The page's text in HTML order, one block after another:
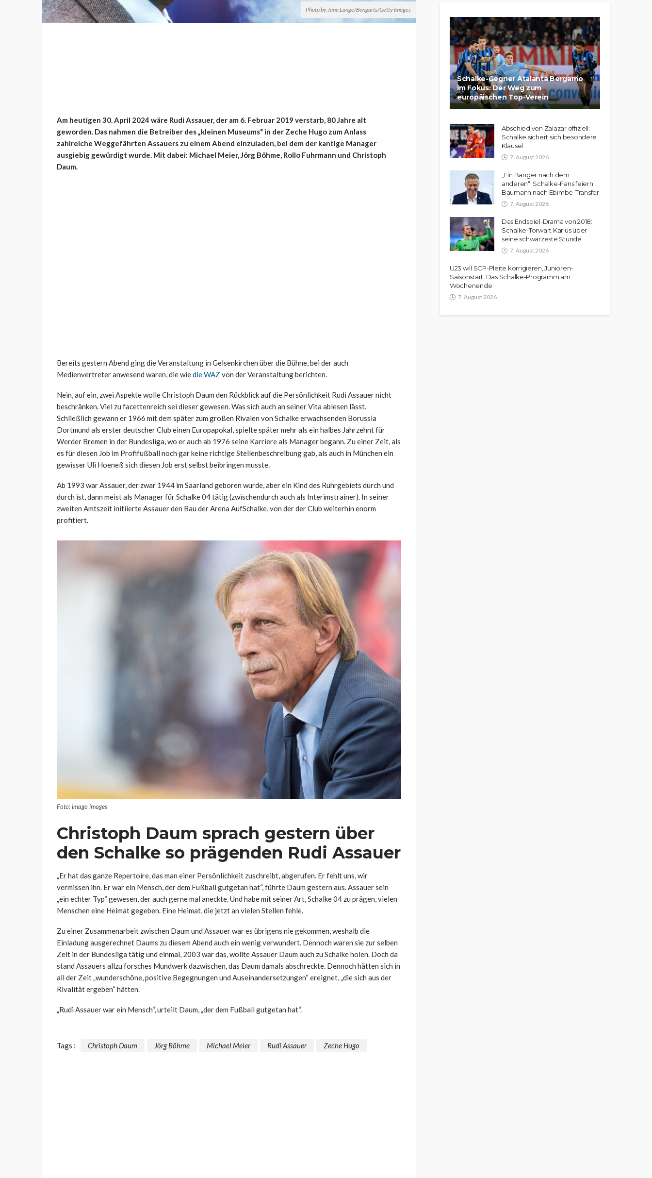
Photo by Jana Lange/Bongarts/Getty Images
Am heutigen 30. April 2024 wäre Rudi Assauer, der am 6. Februar 2019 verstarb, 80 Jahre alt
geworden. Das nahmen die Betreiber des „kleinen Museums“ in der Zeche Hugo zum Anlass
zahlreiche Weggefährten Assauers zu einem Abend einzuladen, bei dem der kantige Manager
ausgiebig gewürdigt wurde. Mit dabei: Michael Meier, Jörg Böhme, Rollo Fuhrmann und Christoph
Daum.
Bereits gestern Abend ging die Veranstaltung in Gelsenkirchen über die Bühne, bei der auch
Medienvertreter anwesend waren, die wiedie WAZ von der Veranstaltung berichten.
Nein, auf ein, zwei Aspekte wolle Christoph Daum den Rückblick auf die Persönlichkeit Rudi Assauer nicht
beschränken. Viel zu facettenreich sei dieser gewesen. Was sich auch an seiner Vita ablesen lässt.
Schließlich gewann er 1966 mit dem später zum großen Rivalen von Schalke erwachsenden Borussia
Dortmund als erster deutscher Club einen Europapokal, spielte später mehr als ein halbes Jahrzehnt für
Werder Bremen in der Bundesliga, wo er auch ab 1976 seine Karriere als Manager begann. Zu einer Zeit, als
es für diesen Job im Profifußball noch gar keine richtige Stellenbeschreibung gab, als auch in München ein
gewisser Uli Hoeneß sich diesen Job erst selbst beibringen musste.
Ab 1993 war Assauer, der zwar 1944 im Saarland geboren wurde, aber ein Kind des Ruhrgebiets durch und
durch ist, dann meist als Manager für Schalke 04 tätig (zwischendurch auch als Interimstrainer). In seiner
zweiten Amtszeit initiierte Assauer den Bau der Arena AufSchalke, von der der Club weiterhin enorm
profitiert.
Foto: imago images
Christoph Daum sprach gestern über
den Schalke so prägenden Rudi Assauer
„Er hat das ganze Repertoire, das man einer Persönlichkeit zuschreibt, abgerufen. Er fehlt uns, wir
vermissen ihn. Er war ein Mensch, der dem Fußball gutgetan hat“, führte Daum gestern aus. Assauer sein
„ein echter Typ“ gewesen, der auch gerne mal aneckte. Und habe mit seiner Art, Schalke 04 zu prägen, vielen
Menschen eine Heimat gegeben. Eine Heimat, die jetzt an vielen Stellen fehle.
Zu einer Zusammenarbeit zwischen Daum und Assauer war es übrigens nie gekommen, weshalb die
Einladung ausgerechnet Daums zu diesem Abend auch ein wenig verwundert. Dennoch waren sie zur selben
Zeit in der Bundesliga tätig und einmal, 2003 war das, wollte Assauer Daum auch zu Schalke holen. Doch da
stand Assauers allzu forsches Mundwerk dazwischen, das Daum damals abschreckte. Dennoch hätten sich in
all der Zeit „wunderschöne, positive Begegnungen und Auseinandersetzungen“ ereignet, „die sich aus der
Rivalität ergeben“ hätten.
„Rudi Assauer war ein Mensch“, urteilt Daum, „der dem Fußball gutgetan hat“.
Tags : Christoph Daum Jörg Böhme Michael Meier Rudi Assauer Zeche Hugo
Schalke-Gegner Atalanta Bergamo
im Fokus: Der Weg zum
europäischen Top-Verein
Abschied von Zalazar offiziell:
Schalke sichert sich besondere
Klausel
7. August 2026
„Ein Banger nach dem
anderen“: Schalke-Fans feiern
Baumann nach Ebimbe-Transfer
7. August 2026
Das Endspiel-Drama von 2018:
Schalke-Torwart Karius über
seine schwärzeste Stunde
7. August 2026
U23 will SCP-Pleite korrigieren, Junioren-
Saisonstart: Das Schalke-Programm am
Wochenende
7. August 2026